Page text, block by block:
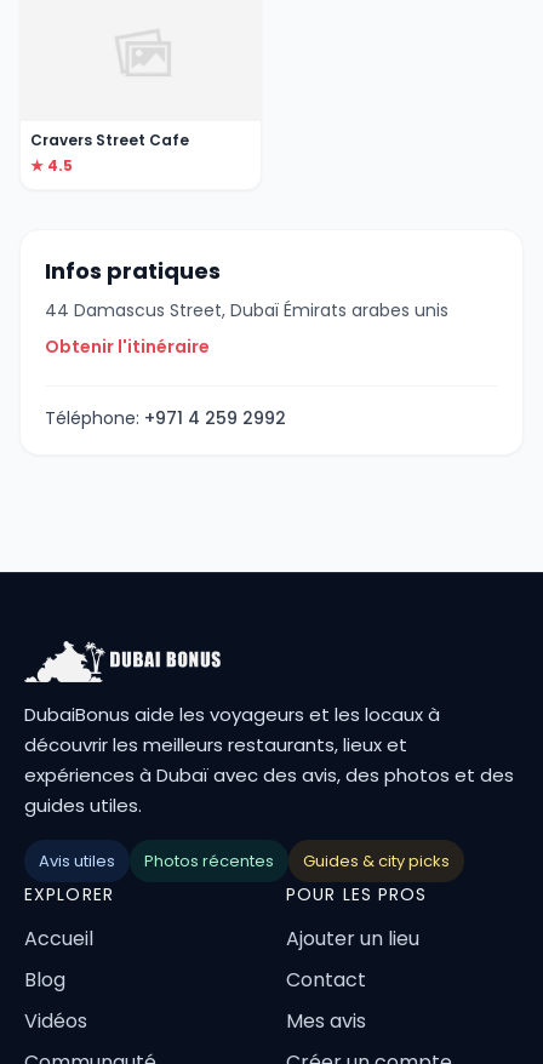
Cravers Street Cafe
★ 4.5
Infos pratiques
44 Damascus Street, Dubaï Émirats arabes unis
Obtenir l'itinéraire
Téléphone: +971 4 259 2992
DubaiBonus aide les voyageurs et les locaux à
découvrir les meilleurs restaurants, lieux et
expériences à Dubaï avec des avis, des photos et des
guides utiles.
Avis utiles Photos récentes Guides & city picks
EXPLORER
Accueil
Blog
Vidéos
POUR LES PROS
Ajouter un lieu
Contact
Mes avis